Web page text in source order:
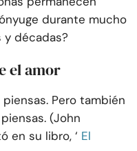
durante mucho
y décadas?
el amor
Pero también
(John
en su libro, ‘ El